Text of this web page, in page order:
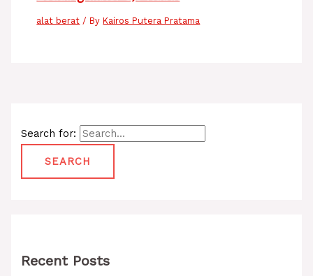
alat berat / ByKairos Putera Pratama
Search for:
Recent Posts